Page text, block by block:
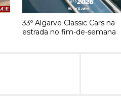
33º Algarve Classic Cars na
estrada no fim-de-semana